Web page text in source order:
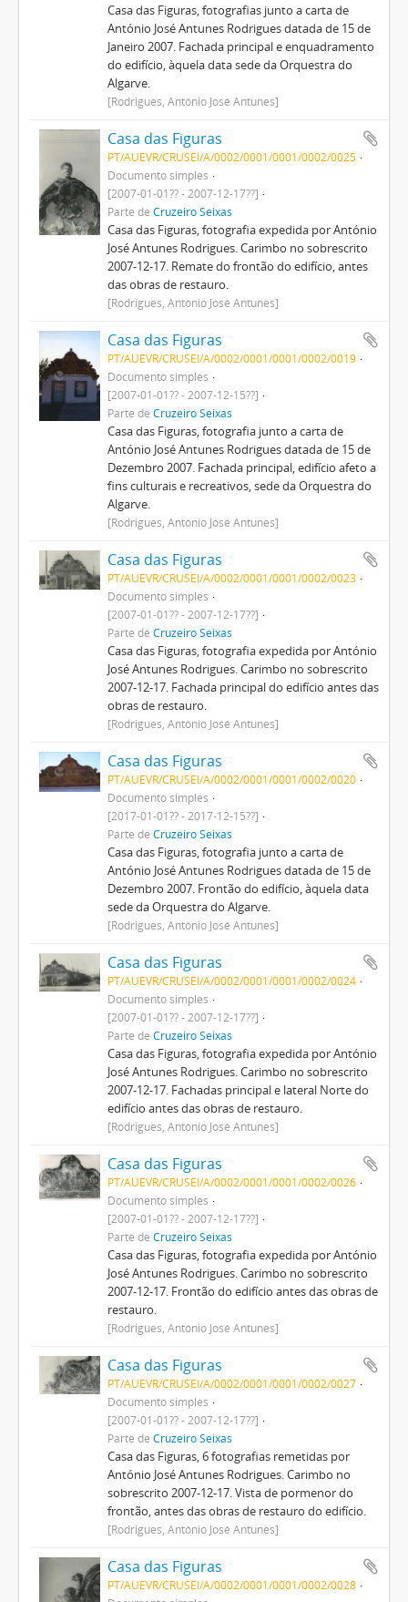
Casa das Figuras, fotografias junto a carta de
António José Antunes Rodrigues datada de 15 de
Janeiro 2007. Fachada principal e enquadramento
do edifício, àquela data sede da Orquestra do
Algarve.
[Rodrigues, António José Antunes]
Casa das Figuras
PT/AUEVR/CRUSEI/A/0002/0001/0001/0002/0025
Documento simples
[2007-01-01?? - 2007-12-17??]
Parte de Cruzeiro Seixas
Casa das Figuras, fotografia expedida por António
José Antunes Rodrigues. Carimbo no sobrescrito
2007-12-17. Remate do frontão do edifício, antes
das obras de restauro.
[Rodrigues, António José Antunes]
Casa das Figuras
PT/AUEVR/CRUSEI/A/0002/0001/0001/0002/0019
Documento simples
[2007-01-01?? - 2007-12-15??]
Parte de Cruzeiro Seixas
Casa das Figuras, fotografia junto a carta de
António José Antunes Rodrigues datada de 15 de
Dezembro 2007. Fachada principal, edifício afeto a
fins culturais e recreativos, sede da Orquestra do
Algarve.
[Rodrigues, António José Antunes]
Casa das Figuras
PT/AUEVR/CRUSEI/A/0002/0001/0001/0002/0023
Documento simples
[2007-01-01?? - 2007-12-17??]
Parte de Cruzeiro Seixas
Casa das Figuras, fotografia expedida por António
José Antunes Rodrigues. Carimbo no sobrescrito
2007-12-17. Fachada principal do edifício antes das
obras de restauro.
[Rodrigues, António José Antunes]
Casa das Figuras
PT/AUEVR/CRUSEI/A/0002/0001/0001/0002/0020
Documento simples
[2017-01-01?? - 2017-12-15??]
Parte de Cruzeiro Seixas
Casa das Figuras, fotografia junto a carta de
António José Antunes Rodrigues datada de 15 de
Dezembro 2007. Frontão do edifício, àquela data
sede da Orquestra do Algarve.
[Rodrigues, António José Antunes]
Casa das Figuras
PT/AUEVR/CRUSEI/A/0002/0001/0001/0002/0024
Documento simples
[2007-01-01?? - 2007-12-17??]
Parte de Cruzeiro Seixas
Casa das Figuras, fotografia expedida por António
José Antunes Rodrigues. Carimbo no sobrescrito
2007-12-17. Fachadas principal e lateral Norte do
edifício antes das obras de restauro.
[Rodrigues, António José Antunes]
Casa das Figuras
PT/AUEVR/CRUSEI/A/0002/0001/0001/0002/0026
Documento simples
[2007-01-01?? - 2007-12-17??]
Parte de Cruzeiro Seixas
Casa das Figuras, fotografia expedida por António
José Antunes Rodrigues. Carimbo no sobrescrito
2007-12-17. Frontão do edifício antes das obras de
restauro.
[Rodrigues, António José Antunes]
Casa das Figuras
PT/AUEVR/CRUSEI/A/0002/0001/0001/0002/0027
Documento simples
[2007-01-01?? - 2007-12-17??]
Parte de Cruzeiro Seixas
Casa das Figuras, 6 fotografias remetidas por
António José Antunes Rodrigues. Carimbo no
sobrescrito 2007-12-17. Vista de pormenor do
frontão, antes das obras de restauro do edifício.
[Rodrigues, António José Antunes]
Casa das Figuras
PT/AUEVR/CRUSEI/A/0002/0001/0001/0002/0028